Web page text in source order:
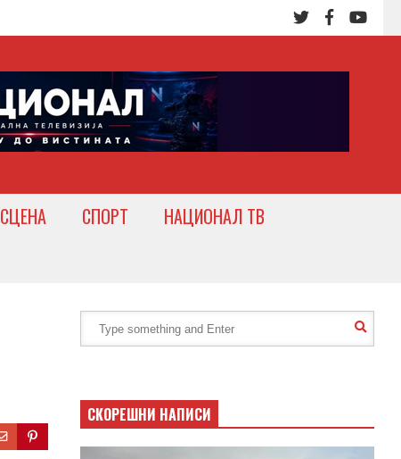
СЦЕНА СПОРТ
НАЦИОНАЛ ТВ
СКОРЕШНИ НАПИСИ